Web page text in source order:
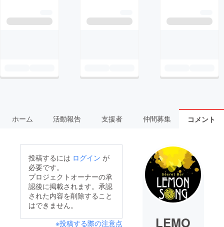
ホーム 活動報告 支援者 仲間募集 コメント
投稿するには ログイン が
必要です。
プロジェクトオーナーの承
認後に掲載されます。承認
された内容を削除すること
はできません。
※投稿する際の注意点
LEMO